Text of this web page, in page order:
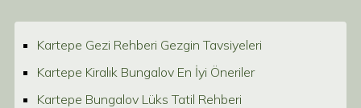
Kartepe Gezi Rehberi Gezgin Tavsiyeleri
Kartepe Kiralık Bungalov En İyi Öneriler
Kartepe Bungalov Lüks Tatil Rehberi